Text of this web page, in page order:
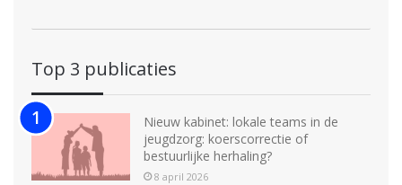
Top 3 publicaties
Nieuw kabinet: lokale teams in de
jeugdzorg: koerscorrectie of
bestuurlijke herhaling?
8 april 2026